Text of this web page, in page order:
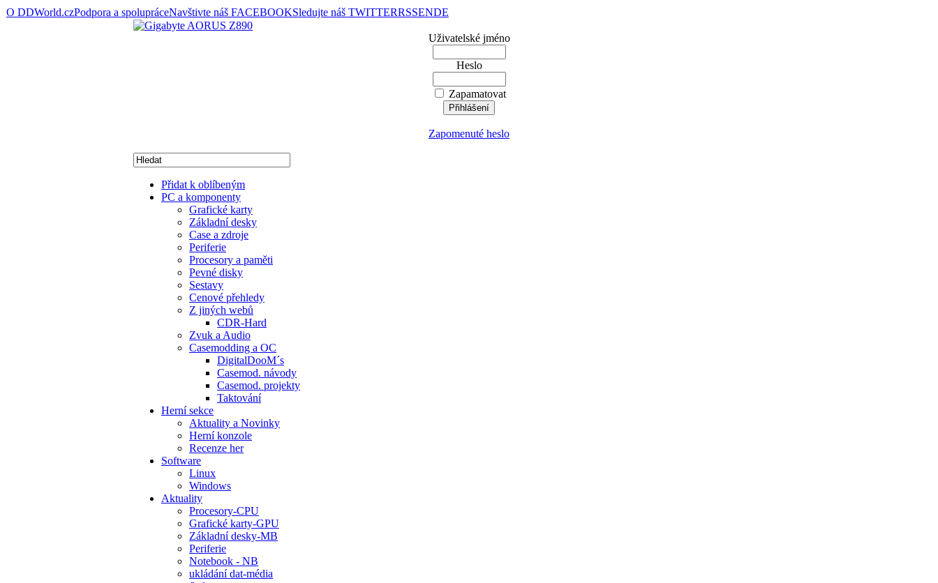
O DDWorld.czPodpora a spolupráceNavštivte náš FACEBOOKSledujte náš TWITTERRSSENDE
Uživatelské jméno
Heslo
Zapamatovat
Zapomenuté heslo
Přidat k oblíbeným
PC a komponenty
Grafické karty
Základní desky
Case a zdroje
Periferie
Procesory a paměti
Pevné disky
Sestavy
Cenové přehledy
Z jiných webů
CDR-Hard
Zvuk a Audio
Casemodding a OC
DigitalDooM´s
Casemod. návody
Casemod. projekty
Taktování
Herní sekce
Aktuality a Novinky
Herní konzole
Recenze her
Software
Linux
Windows
Aktuality
Procesory-CPU
Grafické karty-GPU
Základní desky-MB
Periferie
Notebook - NB
ukládání dat-média